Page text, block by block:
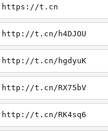
https://t.cn
http://t.cn/h4DJOU
http://t.cn/hgdyuK
http://t.cn/RX75bV
http://t.cn/RK4sq6